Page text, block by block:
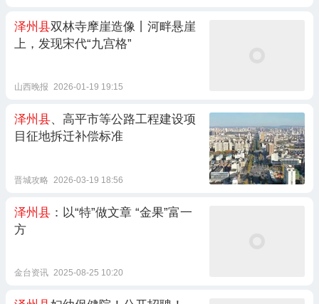
泽州县双林寺摩崖造像丨河畔悬崖
上，发现宋代“九宫格”
山西晚报 2026-01-19 19:15
泽州县、高平市等公路工程建设项
目征地拆迁补偿标准
晋城攻略 2026-03-19 18:56
泽州县 ：以“特”做文章 “金果”富一
方
金台资讯 2025-08-25 10:20